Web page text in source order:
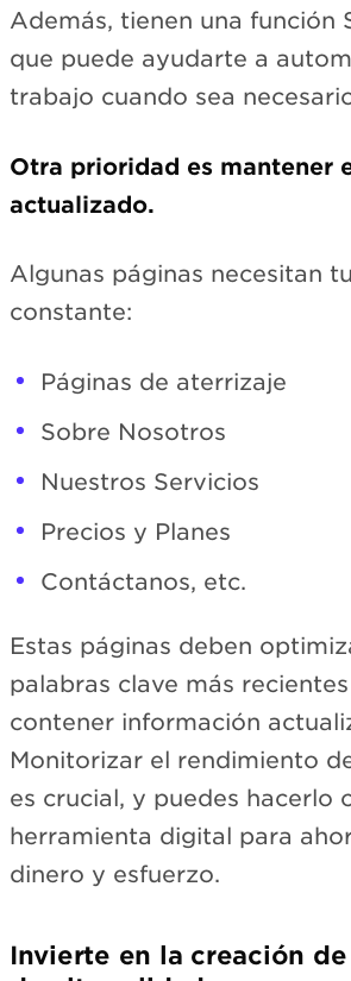
Además, tienen una función
que puede ayudarte a
trabajo cuando sea
Otra prioridad es mantener
actualizado.
Algunas páginas necesitan
constante:
Páginas de aterrizaje
Sobre Nosotros
Nuestros Servicios
Precios y Planes
Contáctanos, etc.
Estas páginas deben
palabras clave más
contener información
Monitorizar el rendimiento
es crucial, y puedes hacerlo
herramienta digital para
dinero y esfuerzo.
Invierte en la creación